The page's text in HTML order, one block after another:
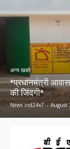
अन्य खबरे
*प्रधानमंत्री आवास
की जिंदगी*
News ind24x7 - August